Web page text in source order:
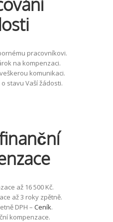
pracovníkovi.
na kompenzaci.
komunikaci.
stavu Vaší žádosti.
až 16 500 Kč.
až 3 roky zpětně.
DPH – Ceník.
kompenzace.